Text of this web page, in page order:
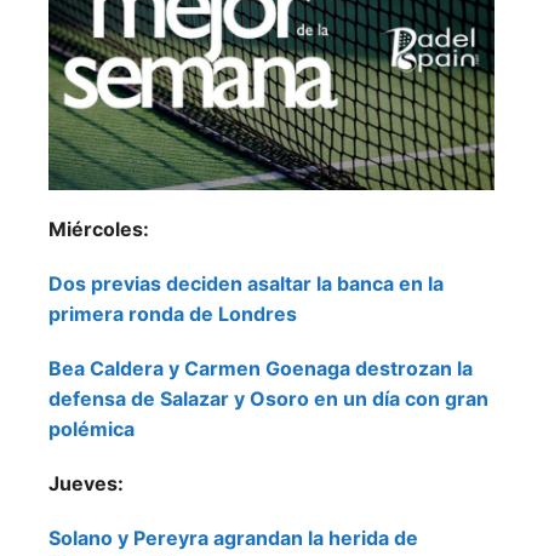
Miércoles:
Dos previas deciden asaltar la banca en la
primera ronda de Londres
Bea Caldera y Carmen Goenaga destrozan la
defensa de Salazar y Osoro en un día con gran
polémica
Jueves:
Solano y Pereyra agrandan la herida de